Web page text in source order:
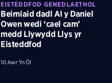
EISTEDDFOD GENEDLAETHOL
Beirniaid dadl AI y Daniel
Owen wedi ‘cael cam’
medd Llywydd Llys yr
Eisteddfod
10 Awr Yn Ôl